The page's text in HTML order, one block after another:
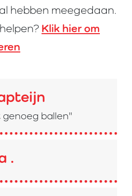
hebben meegedaan.
Klik hier om
ballen"
.